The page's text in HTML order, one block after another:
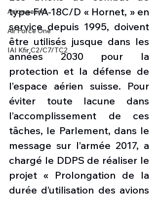
Avion secret
Air Force One
IAI Kfir C2/C7/TC2
type F/A-18C/D « Hornet, » en
service depuis 1995, doivent
être utilisés jusque dans les
années 2030 pour la
protection et la défense de
l’espace aérien suisse. Pour
éviter toute lacune dans
l’accomplissement de ces
tâches, le Parlement, dans le
message sur l’armée 2017, a
chargé le DDPS de réaliser le
projet « Prolongation de la
durée d’utilisation des avions